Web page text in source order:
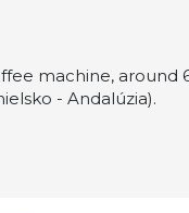
machine, around
- Andalúzia).